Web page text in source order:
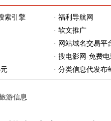
身 最新资讯 最新推文
索引擎 · 福利导航网
· 软文推广
· 网站域名交易平
· 搜电影网-免费
· 分类信息代发布
游信息